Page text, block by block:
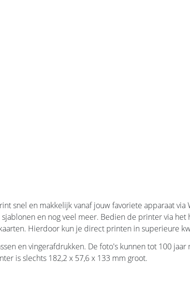
snel en makkelijk vanaf jouw favoriete apparaat via
en nog veel meer. Bedien de printer via het
Hierdoor kun je direct printen in superieure
en vingerafdrukken. De foto's kunnen tot 100 jaar
is slechts 182,2 x 57,6 x 133 mm groot.